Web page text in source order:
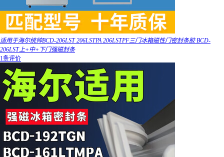
适用于海尔统帅BCD-206LST 206LSTPA 206LSTPF三门冰箱磁性门密封条胶 BCD-
206LST上+中+下门强磁封条
1条评价